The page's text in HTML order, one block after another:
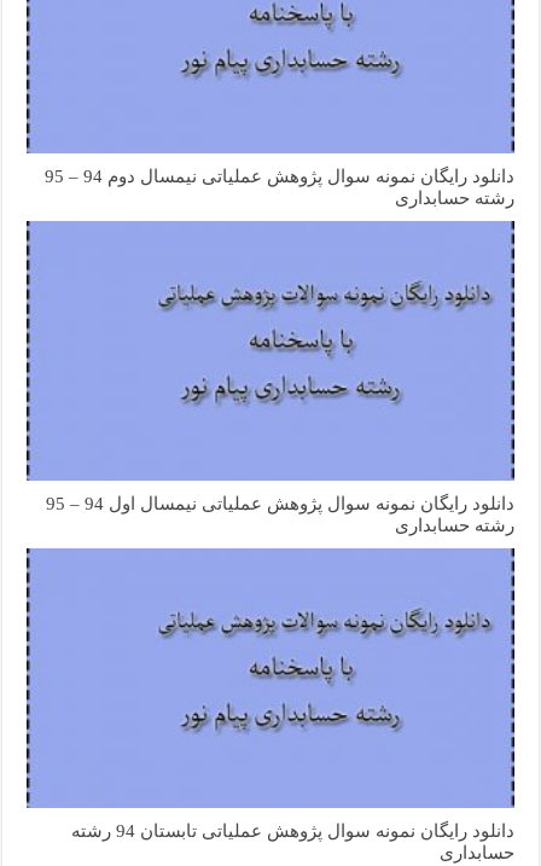
دانلود رایگان نمونه سوال پژوهش عملیاتی نیمسال دوم 94 – 95
رشته حسابداری
دانلود رایگان نمونه سوال پژوهش عملیاتی نیمسال اول 94 – 95
رشته حسابداری
دانلود رایگان نمونه سوال پژوهش عملیاتی تابستان 94 رشته
حسابداری